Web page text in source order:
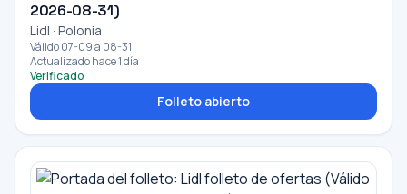
2026-08-31)
Lidl · Polonia
Válido 07-09 a 08-31
Actualizado hace 1 día
Verificado
Folleto abierto